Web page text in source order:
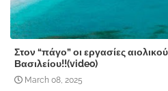
Στον “πάγο” οι εργασίες
Βασιλείου!!(video)
March 08, 2025